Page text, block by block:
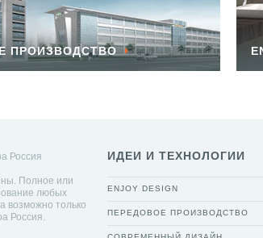
ПРОИЗВОДСТВО
Россия
Полное или
любых
возможно только
Россия.
ИДЕИ И ТЕХНОЛОГИИ
ENJOY DESIGN
ПЕРЕДОВОЕ ПРОИЗВОДСТВО